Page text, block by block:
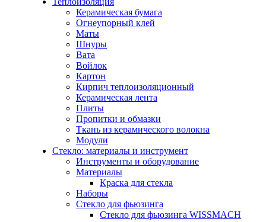
Керамическая бумага
Огнеупорный клей
Маты
Шнуры
Вата
Войлок
Картон
Кирпич теплоизоляционный
Керамическая лента
Плиты
Пропитки и обмазки
Ткань из керамического волокна
Модули
Стекло: материалы и инструмент
Инструменты и оборудование
Материалы
Краска для стекла
Наборы
Стекло для фьюзинга
Стекло для фьюзинга WISSMACH